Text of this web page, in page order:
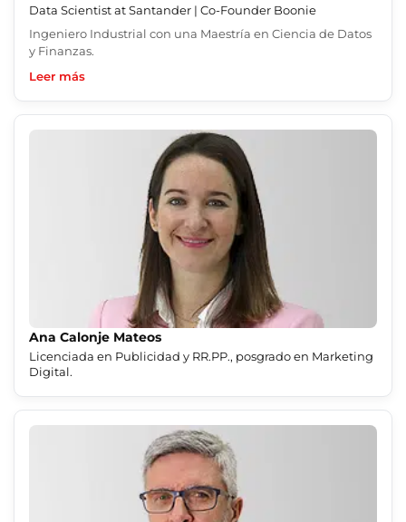
Data Scientist at Santander | Co-Founder Boonie
Ingeniero Industrial con una Maestría en Ciencia de Datos
y Finanzas.
Leer más
Ana Calonje Mateos
Licenciada en Publicidad y RR.PP., posgrado en Marketing
Digital.